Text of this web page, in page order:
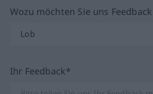
Wozu möchten Sie uns
Ihr Feedback*